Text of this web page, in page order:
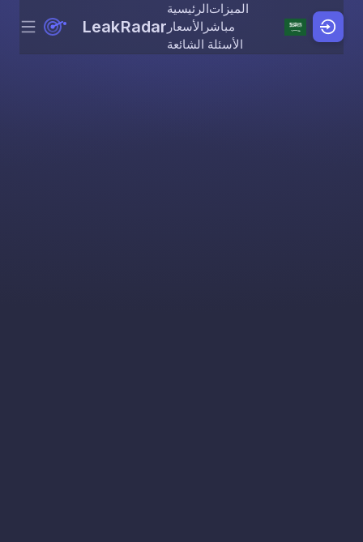
Skip to content
Menu LeakRadar
الرئيسيةالميزات
الأسعار مباشر
الأسئلة الشائعة